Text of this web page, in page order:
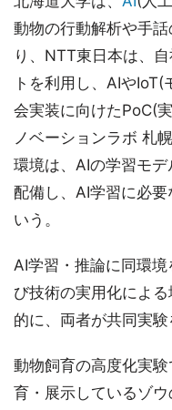
動物の行動解析や手
り、NTT東日本は、
トを利用し、AIや
会実装に向けたPoC(
ノベーションラボ 札
環境は、AIの学習モ
配備し、AI学習に必
いう。
AI学習・推論に同環
び技術の実用化によ
的に、両者が共同実験
動物飼育の高度化実
育・展示しているゾ